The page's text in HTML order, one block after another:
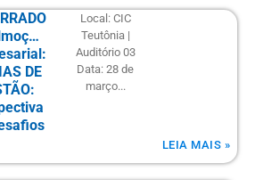
DE
Local: CIC
Teutônia |
Auditório 03
Data: 28 de
março...
LEIA MAIS »